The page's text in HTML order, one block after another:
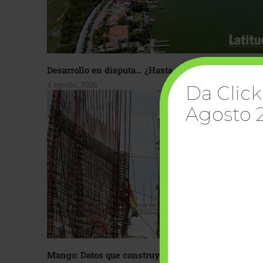
Desarrollo en disputa… ¿Hasta dónde crecer?
4 agosto, 2026
Mango: Datos que construyen confianza
Da
Agosto